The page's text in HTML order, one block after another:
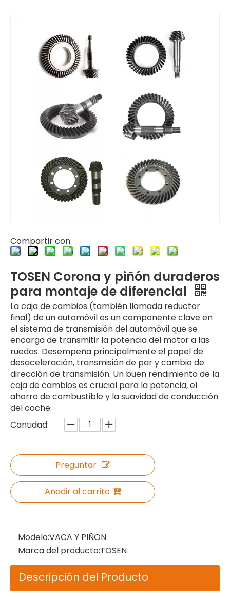
Compartir con:
TOSEN Corona y piñón duraderos
para montaje de diferencial
La caja de cambios (también llamada reductor
final) de un automóvil es un componente clave en
el sistema de transmisión del automóvil que se
encarga de transmitir la potencia del motor a las
ruedas. Desempeña principalmente el papel de
desaceleración, transmisión de par y cambio de
dirección de transmisión. Un buen rendimiento de la
caja de cambios es crucial para la potencia, el
ahorro de combustible y la suavidad de conducción
del coche.
Cantidad:
Preguntar
Añadir al carrito
Modelo:VACA Y PIÑON
Marca del producto:TOSEN
Descripción del Producto